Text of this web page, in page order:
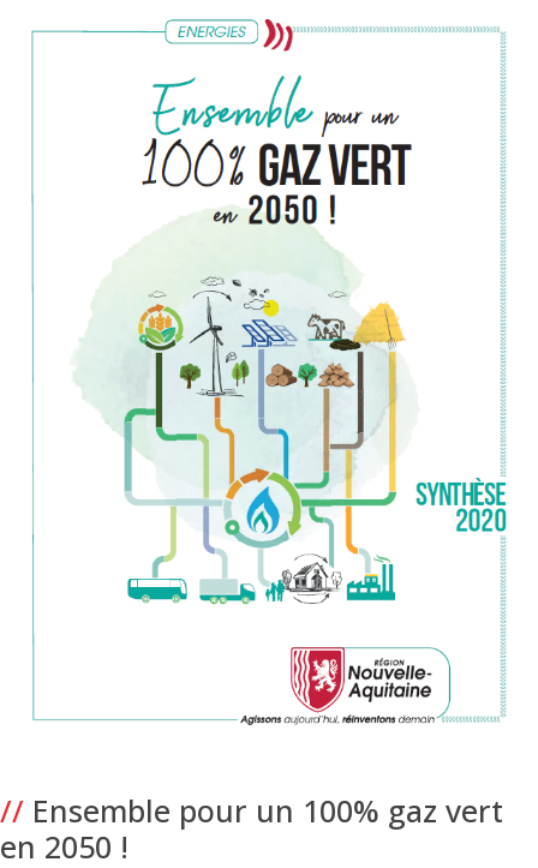
// Ensemble pour un 100% gaz vert
en 2050 !